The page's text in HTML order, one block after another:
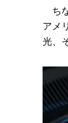
ち
アメ
光、